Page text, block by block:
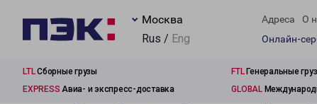
Москва
Rus / Eng
Адреса О
Онлайн-
LTLСборные грузы FTLГенеральные
EXPRESS Авиа- и экспресс-доставка GLOBAL